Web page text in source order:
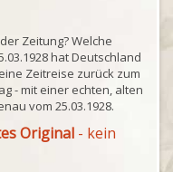
Zeitung? Welche
hat Deutschland
Zeitreise zurück zum
- mit einer echten, alten
vom 25.03.1928.
Original - kein